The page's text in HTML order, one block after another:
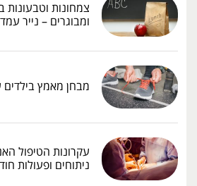
צמחונות
ומבוגרים – נייר
מבחן מאמץ בילדים
עקרונות הטיפול
ניתוחים ופעולות